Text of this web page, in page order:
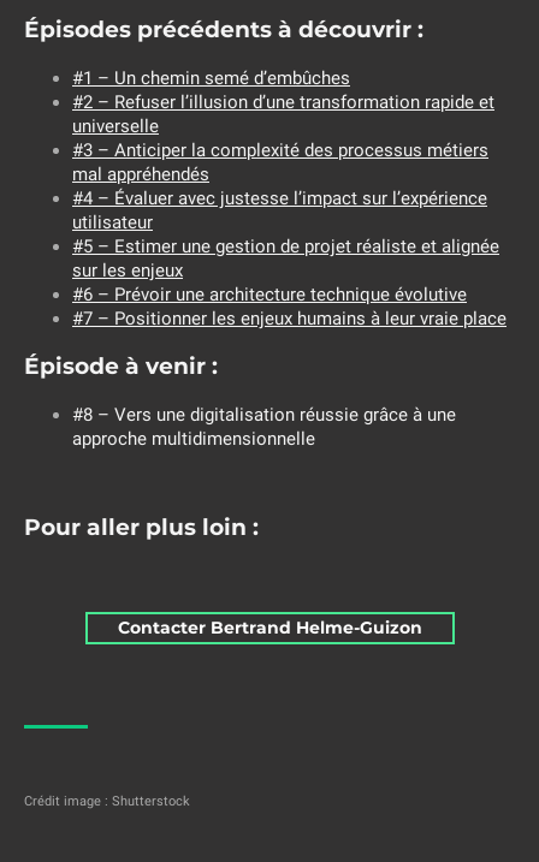
Épisodes précédents à découvrir :
#1 – Un chemin semé d’embûches
#2 – Refuser l’illusion d’une transformation rapide et
universelle
#3 – Anticiper la complexité des processus métiers
mal appréhendés
#4 – Évaluer avec justesse l’impact sur l’expérience
utilisateur
#5 – Estimer une gestion de projet réaliste et alignée
sur les enjeux
#6 – Prévoir une architecture technique évolutive
#7 – Positionner les enjeux humains à leur vraie place
Épisode à venir :
#8 – Vers une digitalisation réussie grâce à une
approche multidimensionnelle
Pour aller plus loin :
Contacter Bertrand Helme-Guizon
Crédit image : Shutterstock